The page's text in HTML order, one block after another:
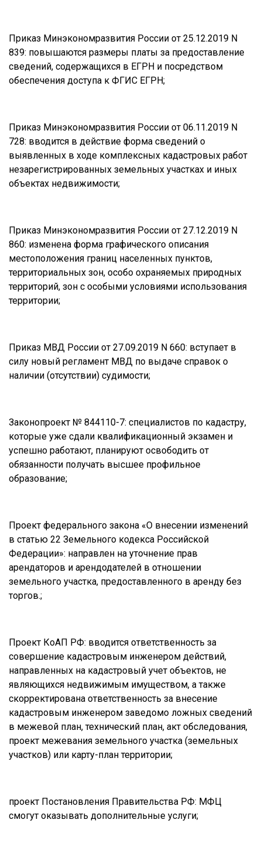
Приказ Минэкономразвития России от 25.12.2019 N
839: повышаются размеры платы за предоставление
сведений, содержащихся в ЕГРН и посредством
обеспечения доступа к ФГИС ЕГРН;
Приказ Минэкономразвития России от 06.11.2019 N
728: вводится в действие форма сведений о
выявленных в ходе комплексных кадастровых работ
незарегистрированных земельных участках и иных
объектах недвижимости;
Приказ Минэкономразвития России от 27.12.2019 N
860: изменена форма графического описания
местоположения границ населенных пунктов,
территориальных зон, особо охраняемых природных
территорий, зон с особыми условиями использования
территории;
Приказ МВД России от 27.09.2019 N 660: вступает в
силу новый регламент МВД по выдаче справок о
наличии (отсутствии) судимости;
Законопроект № 844110-7: специалистов по кадастру,
которые уже сдали квалификационный экзамен и
успешно работают, планируют освободить от
обязанности получать высшее профильное
образование;
Проект федерального закона «О внесении изменений
в статью 22 Земельного кодекса Российской
Федерации»: направлен на уточнение прав
арендаторов и арендодателей в отношении
земельного участка, предоставленного в аренду без
торгов.;
Проект КоАП РФ: вводится ответственность за
совершение кадастровым инженером действий,
направленных на кадастровый учет объектов, не
являющихся недвижимым имуществом, а также
скорректирована ответственность за внесение
кадастровым инженером заведомо ложных сведений
в межевой план, технический план, акт обследования,
проект межевания земельного участка (земельных
участков) или карту-план территории;
проект Постановления Правительства РФ: МФЦ
смогут оказывать дополнительные услуги;